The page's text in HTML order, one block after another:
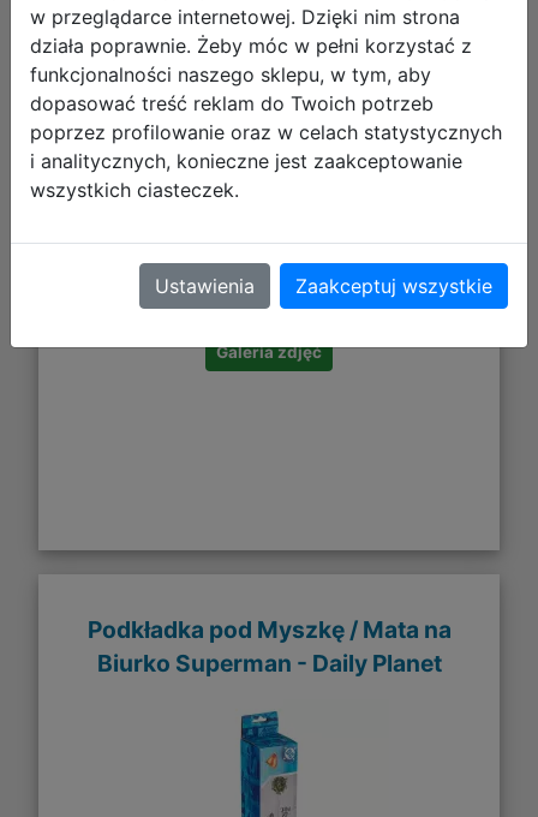
DO KOSZYKA
Galeria zdjęć
Podkładka pod Myszkę / Mata na
Biurko Superman - Daily Planet
w przeglądarce internetowej. Dzięki nim strona
działa poprawnie. Żeby móc w pełni korzystać z
funkcjonalności naszego sklepu, w tym, aby
dopasować treść reklam do Twoich potrzeb
poprzez profilowanie oraz w celach statystycznych
i analitycznych, konieczne jest zaakceptowanie
wszystkich ciasteczek.
Ustawienia Zaakceptuj wszystkie